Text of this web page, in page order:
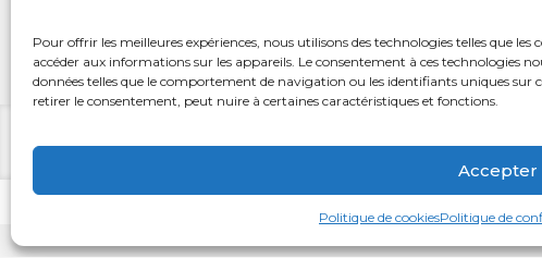
Pour offrir les meilleures expériences, nous utilisons des technologies telles que les
accéder aux informations sur les appareils. Le consentement à ces technologies
données telles que le comportement de navigation ou les identifiants uniques sur
retirer le consentement, peut nuire à certaines caractéristiques et fonctions.
Accepter
Politique de cookiesPolitique de